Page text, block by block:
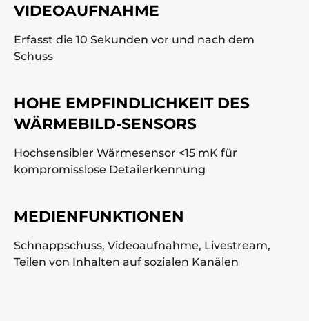
VIDEOAUFNAHME
Erfasst die 10 Sekunden vor und nach dem
Schuss
HOHE EMPFINDLICHKEIT DES
WÄRMEBILD-SENSORS
Hochsensibler Wärmesensor <15 mK für
kompromisslose Detailerkennung
MEDIENFUNKTIONEN
Schnappschuss, Videoaufnahme, Livestream,
Teilen von Inhalten auf sozialen Kanälen